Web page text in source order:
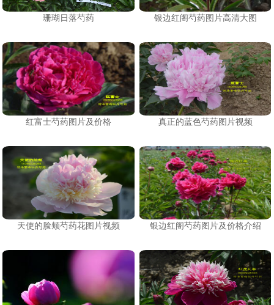
珊瑚日落芍药 银边红阁芍药图片高清大图
红富士芍药图片及价格 真正的蓝色芍药图片视频
天使的脸颊芍药花图片视频 银边红阁芍药图片及价格介绍